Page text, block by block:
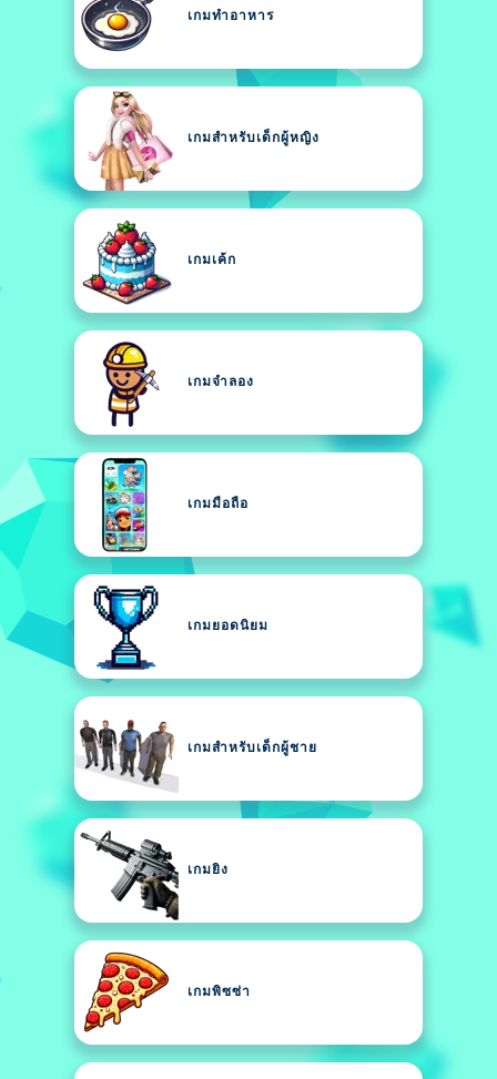
เกมทำอาหาร
เกมสำหรับเด็กผู้หญิง
เกมเค้ก
เกมจำลอง
เกมมือถือ
เกมยอดนิยม
เกมสำหรับเด็กผู้ชาย
เกมยิง
เกมพิซซ่า